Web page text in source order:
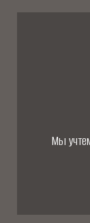
Мы